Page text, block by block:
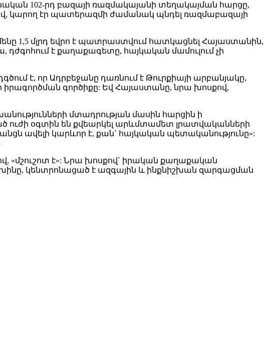
102-րդ բազայի ռազմակայանի տեղակայման հարցը,
կարող էր պատերազմի ժամանակ պնդել ռազմաբազայի
1,5 մլրդ եվրո է պատրաստվում հատկացնել Հայաստանին,
է քաղաքագետը, հայկական մամուլում չի
է, որ Ադրբեջանը դառնում է Թուրքիայի արբանյակը,
գործիքը: Եվ Հայաստանը, նրա խոսքով,
մտադրության մասին հարցին ի
ուժի օգտին են քվեարկել արևմտամետ լրատվականների
ավելի կարևոր է, քան` հայկական պետականությունը»:
է»: Նրա խոսքով` իրական քաղաքական
կենտրոնացած է ազգային և ինքնիշխան զարգացման